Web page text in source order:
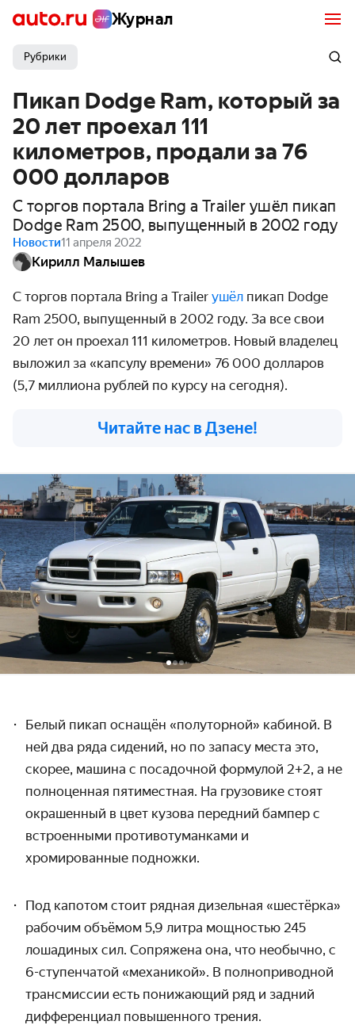
Журнал
Рубрики
Пикап Dodge Ram, который за
20 лет проехал 111
километров, продали за 76
000 долларов
С торгов портала Bring a Trailer ушёл пикап
Dodge Ram 2500, выпущенный в 2002 году
Новости11 апреля 2022
Кирилл Малышев
С торгов портала Bring a Trailer ушёл пикап Dodge
Ram 2500, выпущенный в 2002 году. За все свои
20 лет он проехал 111 километров. Новый владелец
выложил за «капсулу времени» 76 000 долларов
(5,7 миллиона рублей по курсу на сегодня).
Читайте нас в Дзене!
Белый пикап оснащён «полуторной» кабиной. В
ней два ряда сидений, но по запасу места это,
скорее, машина с посадочной формулой 2+2, а не
полноценная пятиместная. На грузовике стоят
окрашенный в цвет кузова передний бампер с
встроенными противотуманками и
хромированные подножки.
Под капотом стоит рядная дизельная «шестёрка»
рабочим объёмом 5,9 литра мощностью 245
лошадиных сил. Сопряжена она, что необычно, с
6-ступенчатой «механикой». В полноприводной
трансмиссии есть понижающий ряд и задний
дифференциал повышенного трения.